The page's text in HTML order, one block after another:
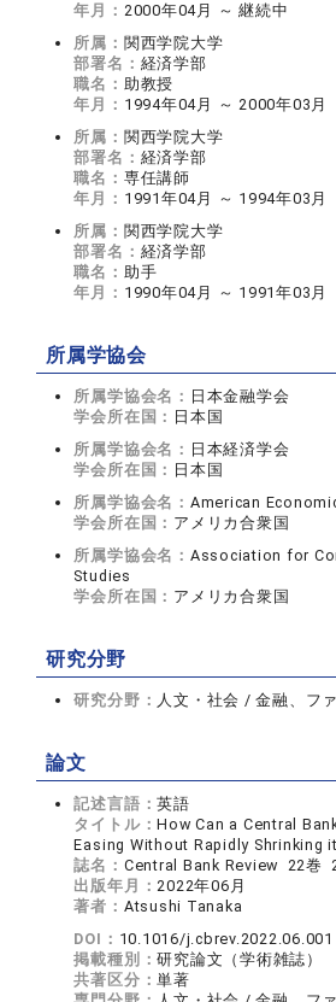
年月： 2000年04月 ～ 継続中
所属： 関西学院大学
部署名： 経済学部
職名： 助教授
年月： 1994年04月 ～ 2000年03月
所属： 関西学院大学
部署名： 経済学部
職名： 専任講師
年月： 1991年04月 ～ 1994年03月
所属： 関西学院大学
部署名： 経済学部
職名： 助手
年月： 1990年04月 ～ 1991年03月
所属学協会
所属学協会名： 日本金融学会
学会所在国： 日本国
所属学協会名： 日本経済学会
学会所在国： 日本国
所属学協会名： American
学会所在国： アメリカ合衆国
所属学協会名： Association for
Studies
学会所在国： アメリカ合衆国
研究分野
研究分野： 人文・社会 / 金融、フ
論文
記述言語：英語
タイトル：How Can a Central
Easing Without Rapidly Shrinking
誌名： Central Bank Review 22巻
出版年月：2022年06月
著者： Atsushi Tanaka
DOI： 10.1016/j.cbrev.2022.06.001
掲載種別：研究論文（学術雑誌）
共著区分：単著